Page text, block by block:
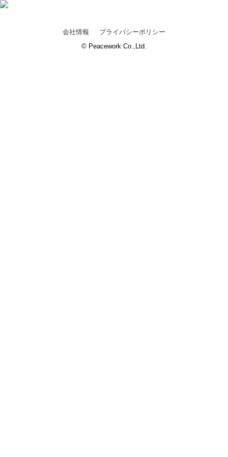
会社情報
プライバシーポリシー
© Peacework Co.,Ltd.